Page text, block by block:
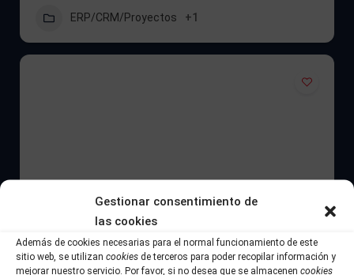
Gestionar consentimiento de
las cookies
Además de cookies necesarias para el normal funcionamiento de este
sitio web, se utilizan cookies de terceros para poder recopilar información y
mejorar nuestro servicio. Por favor, si no desea que se almacenen cookies
ERP/CRM/Proyectos +1